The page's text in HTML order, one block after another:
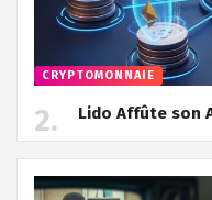
CRYPTOMONNAIE
Lido Affûte son